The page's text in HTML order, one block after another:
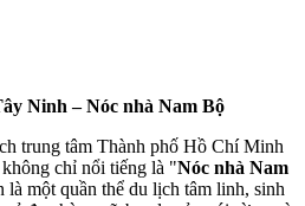
Ninh – Nóc nhà Nam Bộ
trung tâm Thành phố Hồ Chí Minh
chỉ nổi tiếng là "Nóc nhà Nam
là một quần thể du lịch tâm linh, sinh